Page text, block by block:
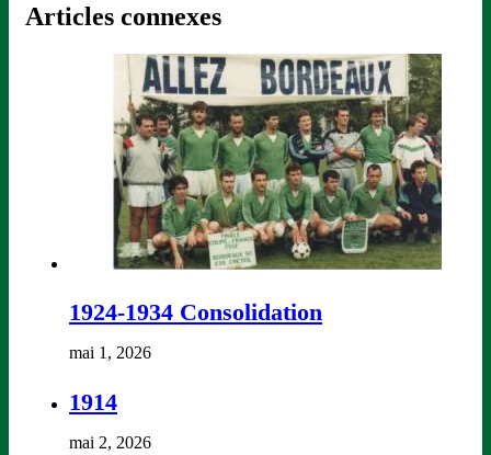
Articles connexes
1924-1934 Consolidation
mai 1, 2026
1914
mai 2, 2026